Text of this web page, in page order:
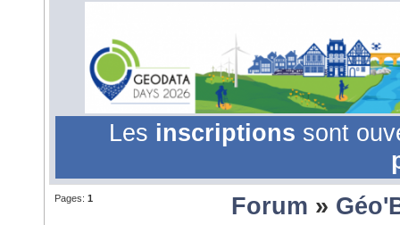
Les inscriptions sont
Pages: 1 Forum »